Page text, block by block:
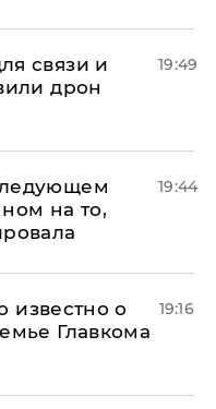
связи и
дрон
19:49
на то,
19:44
известно о
Главкома
19:16